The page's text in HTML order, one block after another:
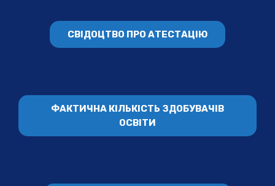
СВІДОЦТВО ПРО АТЕСТАЦІЮ
ФАКТИЧНА КІЛЬКІСТЬ ЗДОБУВАЧІВ
ОСВІТИ